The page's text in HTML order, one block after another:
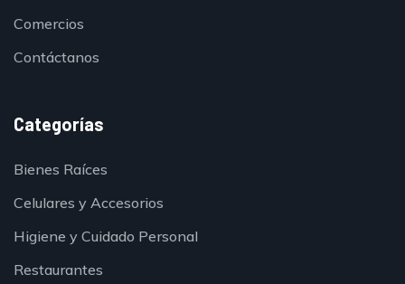
Comercios
Contáctanos
Categorías
Bienes Raíces
Celulares y Accesorios
Higiene y Cuidado Personal
Restaurantes